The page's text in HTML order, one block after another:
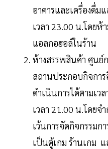
อาคารและเครื่องดื่ม
เวลา 23.00 น.โดยห้
แอลกอฮอล์ในร้าน
ห้างสรรพสินค้า ศูนย์
สถานประกอบกิจกา
ดำเนินการได้ตามเ
เวลา 21.00 น.โดยจ
เว้นการจัดกิจกรรมก
เป็นตู้เกม ร้านเกม